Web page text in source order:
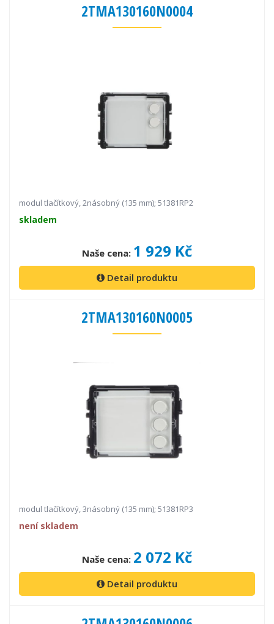
2TMA130160N0004
modul tlačítkový, 2násobný (135 mm); 51381RP2
skladem
Naše cena: 1 929 Kč
Detail produktu
2TMA130160N0005
modul tlačítkový, 3násobný (135 mm); 51381RP3
není skladem
Naše cena: 2 072 Kč
Detail produktu